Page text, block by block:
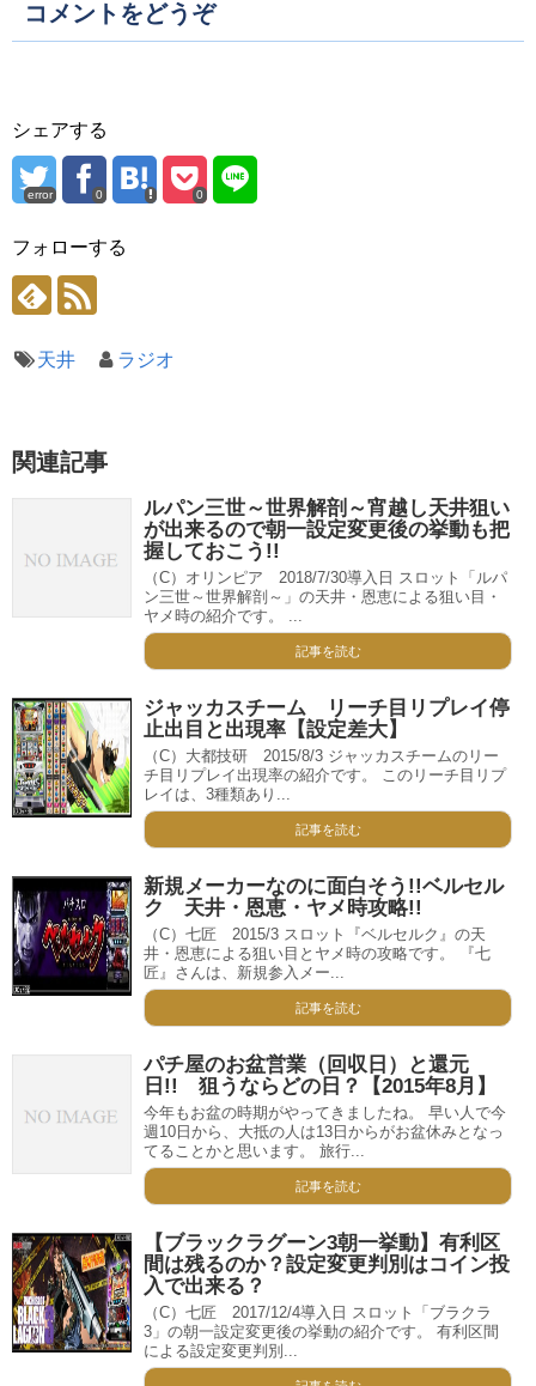
コメントをどうぞ
シェアする
error 0 0
フォローする
天井 ラジオ
関連記事
ルパン三世～世界解剖～宵越し天井狙い
が出来るので朝一設定変更後の挙動も把
握しておこう!!
（C）オリンピア 2018/7/30導入日 スロット「ルパ
ン三世～世界解剖～」の天井・恩恵による狙い目・
ヤメ時の紹介です。 ...
記事を読む
ジャッカスチーム リーチ目リプレイ停
止出目と出現率【設定差大】
（C）大都技研 2015/8/3 ジャッカスチームのリー
チ目リプレイ出現率の紹介です。 このリーチ目リプ
レイは、3種類あり...
記事を読む
新規メーカーなのに面白そう!!ベルセル
ク 天井・恩恵・ヤメ時攻略!!
（C）七匠 2015/3 スロット『ベルセルク』の天
井・恩恵による狙い目とヤメ時の攻略です。 『七
匠』さんは、新規参入メー...
記事を読む
パチ屋のお盆営業（回収日）と還元
日!! 狙うならどの日？【2015年8月】
今年もお盆の時期がやってきましたね。 早い人で今
週10日から、大抵の人は13日からがお盆休みとなっ
てることかと思います。 旅行...
記事を読む
【ブラックラグーン3朝一挙動】有利区
間は残るのか？設定変更判別はコイン投
入で出来る？
（C）七匠 2017/12/4導入日 スロット「ブラクラ
3」の朝一設定変更後の挙動の紹介です。 有利区間
による設定変更判別...